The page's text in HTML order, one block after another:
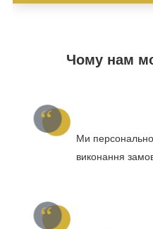
Чому нам
Ми
виконання